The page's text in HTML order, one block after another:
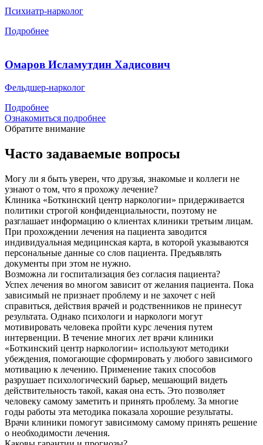
Психиатр-нарколог
Подробнее
Омаров Исламутдин Хадисович
Фельдшер-нарколог
Подробнее
Ознакомиться подробнее
Обратите внимание
Часто задаваемые вопросы
Могу ли я быть уверен, что друзья, знакомые и коллеги не
узнают о том, что я прохожу лечение?
Клиника «Боткинский центр наркологии» придерживается
политики строгой конфиденциальности, поэтому не
разглашает информацию о клиентах клиники третьим лицам.
При прохождении лечения на пациента заводится
индивидуальная медицинская карта, в которой указываются
персональные данные со слов пациента. Предъявлять
документы при этом не нужно.
Возможна ли госпитализация без согласия пациента?
Успех лечения во многом зависит от желания пациента. Пока
зависимый не признает проблему и не захочет с ней
справиться, действия врачей и родственников не принесут
результата. Однако психологи и наркологи могут
мотивировать человека пройти курс лечения путем
интервенции. В течение многих лет врачи клиники
«Боткинский центр наркологии» используют методики
убеждения, помогающие сформировать у любого зависимого
мотивацию к лечению. Применение таких способов
разрушает психологический барьер, мешающий видеть
действительность такой, какая она есть. Это позволяет
человеку самому заметить и принять проблему. За многие
годы работы эта методика показала хорошие результаты.
Врачи клиники помогут зависимому самому принять решение
о необходимости лечения.